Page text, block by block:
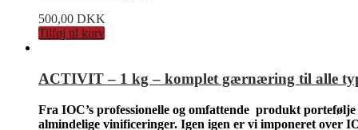
500,00 DKK
Tilføj til kurv
ACTIVIT – 1 kg – komplet gærnæring til alle
Fra IOC’s professionelle og omfattende produkt
almindelige vinificeringer. Igen igen er vi imponeret over